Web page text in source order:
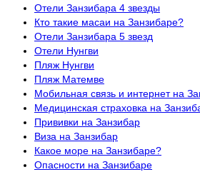
Отели Занзибара 4 звезды
Кто такие масаи на Занзибаре?
Отели Занзибара 5 звезд
Отели Нунгви
Пляж Нунгви
Пляж Матемве
Мобильная связь и интернет на
Медицинская страховка на
Прививки на Занзибар
Виза на Занзибар
Какое море на Занзибаре?
Опасности на Занзибаре